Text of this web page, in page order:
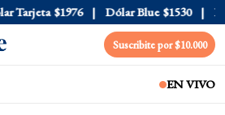
$1976 Dólar Blue $1530
Suscribite por $10.000
EN VIVO